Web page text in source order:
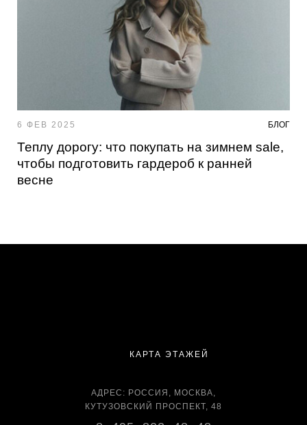
6 ФЕВ 2025 БЛОГ
Теплу дорогу: что покупать на зимнем sale,
чтобы подготовить гардероб к ранней
весне
КАРТА ЭТАЖЕЙ
АДРЕС: РОССИЯ, МОСКВА,
КУТУЗОВСКИЙ ПРОСПЕКТ, 48